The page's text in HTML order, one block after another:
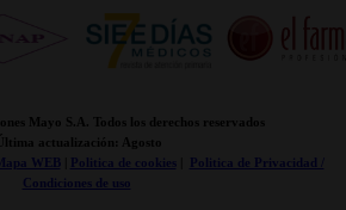
Mayo S.A. Todos los derechos reservados
Última actualización: Agosto
WEB| Politica de cookies|
Politica de Privacidad /
Condiciones de uso